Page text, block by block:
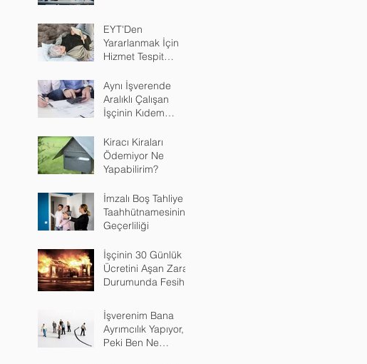
EYT'Den
Yararlanmak İçin
Hizmet Tespit
Aynı İşverende
Aralıklı Çalışan
İşçinin Kıdem
Kiracı Kiraları
Ödemiyor Ne
Yapabilirim?
İmzalı Boş Tahliye
Taahhütnamesinin
Geçerliliği
İşçinin 30 Günlük
Ücretini Aşan Zarar
Durumunda Fesih
İşverenim Bana
Ayrımcılık Yapıyor,
Peki Ben Ne